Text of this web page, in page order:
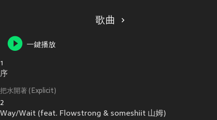
歌曲
一鍵播放
1
序
把水開著 (Explicit)
2
Way/Wait (feat. Flowstrong & someshiit 山姆)